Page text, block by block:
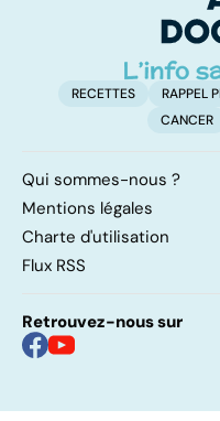
RECETTES RAPPEL
CANCER
Qui sommes-nous ?
Mentions légales
Charte d'utilisation
Flux RSS
Retrouvez-nous sur